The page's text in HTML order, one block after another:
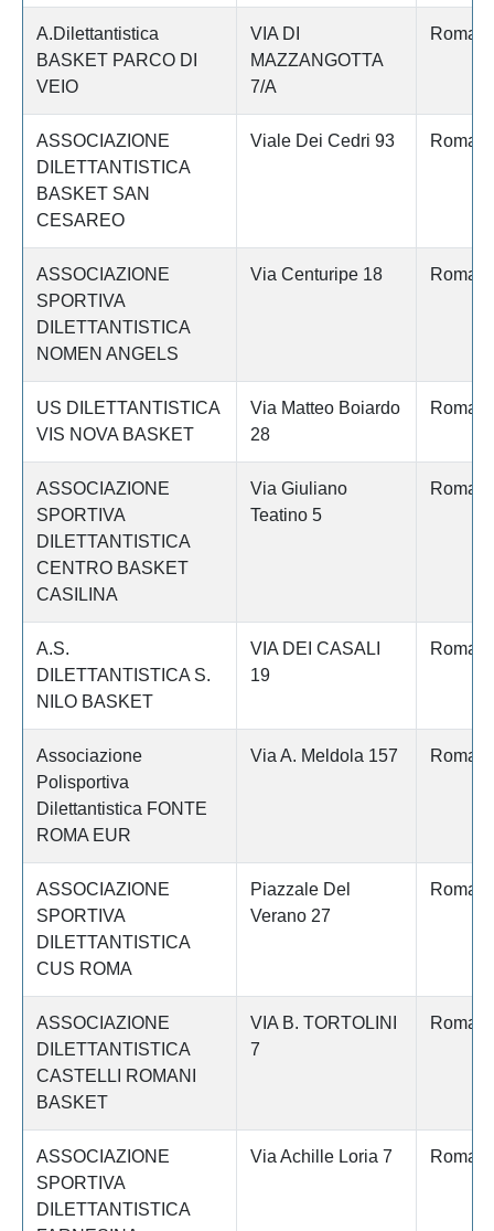
A.Dilettantistica
BASKET PARCO DI
VEIO
VIA DI
MAZZANGOTTA
7/A
Roma
ASSOCIAZIONE
DILETTANTISTICA
BASKET SAN
CESAREO
Viale Dei Cedri 93 Roma
ASSOCIAZIONE
SPORTIVA
DILETTANTISTICA
NOMEN ANGELS
Via Centuripe 18 Roma
US DILETTANTISTICA
VIS NOVA BASKET
Via Matteo Boiardo
28
Roma
ASSOCIAZIONE
SPORTIVA
DILETTANTISTICA
CENTRO BASKET
CASILINA
Via Giuliano
Teatino 5
Roma
A.S.
DILETTANTISTICA S.
NILO BASKET
VIA DEI CASALI
19
Roma
Associazione
Polisportiva
Dilettantistica FONTE
ROMA EUR
Via A. Meldola 157 Roma
ASSOCIAZIONE
SPORTIVA
DILETTANTISTICA
CUS ROMA
Piazzale Del
Verano 27
Roma
ASSOCIAZIONE
DILETTANTISTICA
CASTELLI ROMANI
BASKET
VIA B. TORTOLINI
7
Roma
ASSOCIAZIONE
SPORTIVA
DILETTANTISTICA
Via Achille Loria 7 Roma